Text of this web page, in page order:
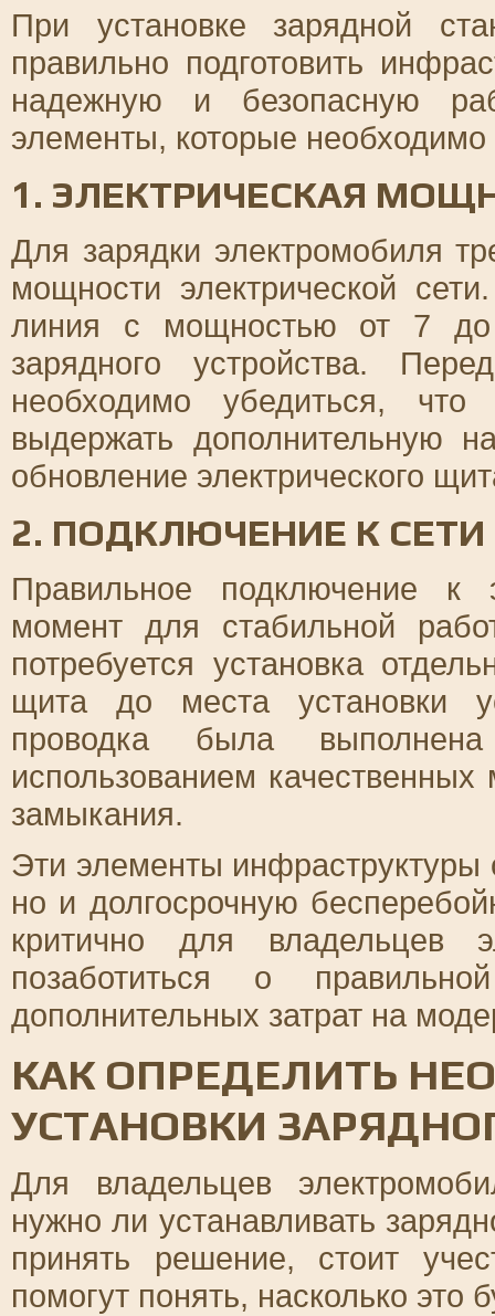
При установке зарядной
правильно подготовить
надежную и безопасную
элементы, которые необходимо
1. ЭЛЕКТРИЧЕСКАЯ
Для зарядки электромобиля
мощности электрической
линия с мощностью от 7
зарядного устройства.
необходимо убедиться, что
выдержать дополнительную
обновление электрического
2. ПОДКЛЮЧЕНИЕ К СЕТИ
Правильное подключение к
момент для стабильной
потребуется установка
щита до места установки
проводка была
использованием
замыкания.
Эти элементы инфраструктуры
но и долгосрочную
критично для владельцев
позаботиться о
дополнительных затрат на
КАК ОПРЕДЕЛИТЬ
УСТАНОВКИ
Для владельцев
нужно ли устанавливать
принять решение, стоит
помогут понять, насколько это